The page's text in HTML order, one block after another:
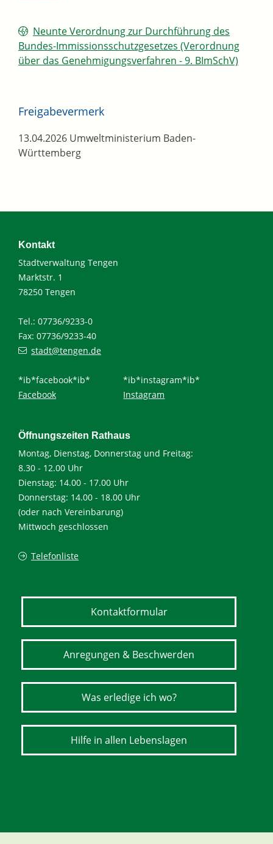
Neunte Verordnung zur Durchführung des
Bundes-Immissionsschutzgesetzes (Verordnung
über das Genehmigungsverfahren - 9. BImSchV)
Freigabevermerk
13.04.2026 Umweltministerium Baden-
Württemberg
Kontakt
Stadtverwaltung Tengen
Marktstr. 1
78250 Tengen
Tel.: 07736/9233-0
Fax: 07736/9233-40
stadt@tengen.de
*ib*facebook*ib*
Facebook
*ib*instagram*ib*
Instagram
Öffnungszeiten Rathaus
Montag, Dienstag, Donnerstag und Freitag:
8.30 - 12.00 Uhr
Dienstag: 14.00 - 17.00 Uhr
Donnerstag: 14.00 - 18.00 Uhr
(oder nach Vereinbarung)
Mittwoch geschlossen
Telefonliste
Kontaktformular
Anregungen & Beschwerden
Was erledige ich wo?
Hilfe in allen Lebenslagen